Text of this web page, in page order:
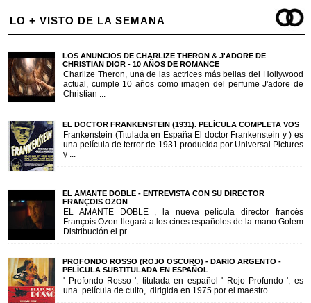
LO + VISTO DE LA SEMANA
LOS ANUNCIOS DE CHARLIZE THERON & J'ADORE DE
CHRISTIAN DIOR - 10 AÑOS DE ROMANCE
Charlize Theron, una de las actrices más bellas del Hollywood
actual, cumple 10 años como imagen del perfume J'adore de
Christian ...
EL DOCTOR FRANKENSTEIN (1931). PELÍCULA COMPLETA VOS
Frankenstein (Titulada en España El doctor Frankenstein y ) es
una película de terror de 1931 producida por Universal Pictures
y ...
EL AMANTE DOBLE - ENTREVISTA CON SU DIRECTOR
FRANÇOIS OZON
EL AMANTE DOBLE , la nueva película director francés
François Ozon llegará a los cines españoles de la mano Golem
Distribución el pr...
PROFONDO ROSSO (ROJO OSCURO) - DARIO ARGENTO -
PELÍCULA SUBTITULADA EN ESPAÑOL
' Profondo Rosso ', titulada en español ' Rojo Profundo ', es
una película de culto, dirigida en 1975 por el maestro...